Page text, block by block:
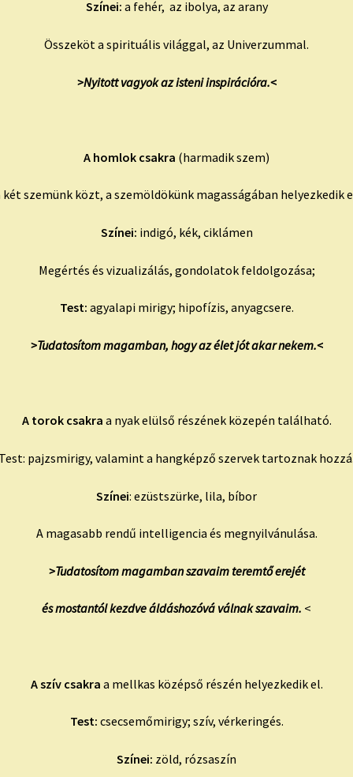
Színei: a fehér, az ibolya, az arany
Összeköt a spirituális világgal, az Univerzummal.
>Nyitott vagyok az isteni inspirációra.<
A homlok csakra (harmadik szem)
két szemünk közt, a szemöldökünk magasságában helyezkedik
Színei: indigó, kék, ciklámen
Megértés és vizualizálás, gondolatok feldolgozása;
Test: agyalapi mirigy; hipofízis, anyagcsere.
>Tudatosítom magamban, hogy az élet jót akar nekem.<
A torok csakra a nyak elülső részének közepén található.
pajzsmirigy, valamint a hangképző szervek tartoznak
Színei: ezüstszürke, lila, bíbor
A magasabb rendű intelligencia és megnyilvánulása.
>Tudatosítom magamban szavaim teremtő erejét
és mostantól kezdve áldáshozóvá válnak szavaim. <
A szív csakra a mellkas középső részén helyezkedik el.
Test: csecsemőmirigy; szív, vérkeringés.
Színei: zöld, rózsaszín